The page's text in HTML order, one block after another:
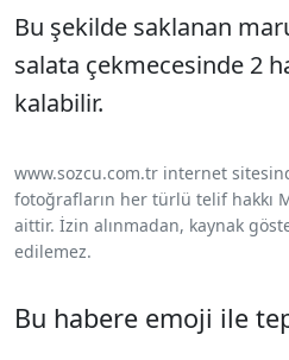
Bu şekilde saklanan
salata çekmecesinde 2
kalabilir.
www.sozcu.com.tr internet
fotoğrafların her türlü telif hakkı
aittir. İzin alınmadan, kaynak
edilemez.
Bu habere emoji ile